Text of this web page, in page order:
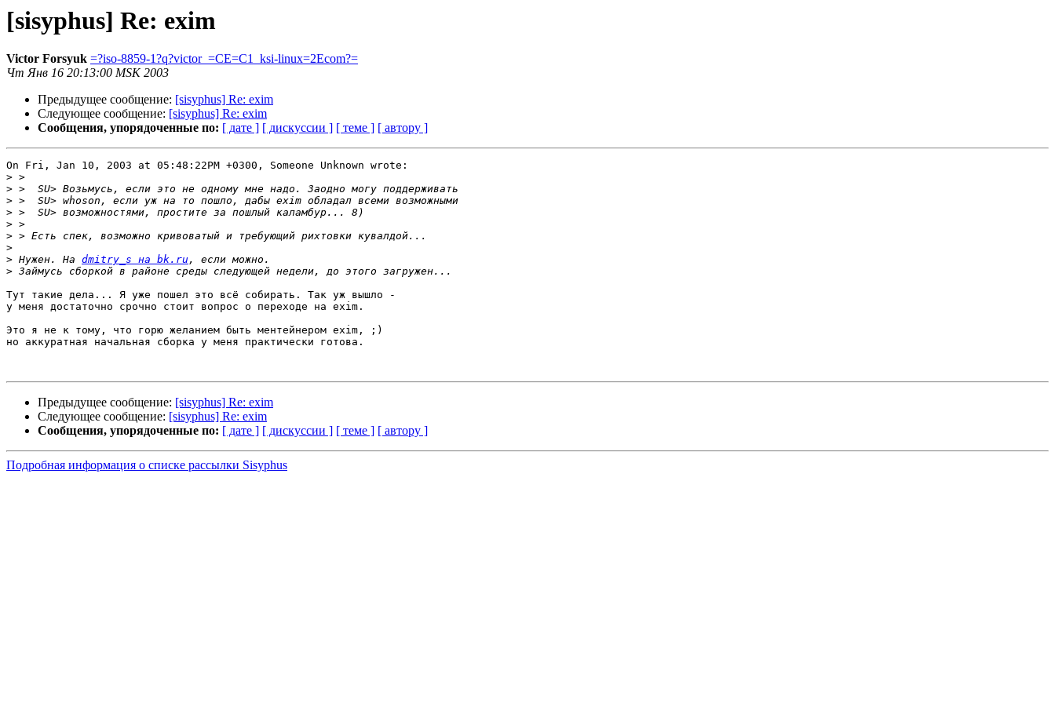
[sisyphus] Re: exim
Victor Forsyuk =?iso-8859-1?q?victor_=CE=C1_ksi-linux=2Ecom?=
Чт Янв 16 20:13:00 MSK 2003
Предыдущее сообщение: [sisyphus] Re: exim
Следующее сообщение: [sisyphus] Re: exim
Сообщения, упорядоченные по: [ дате ] [ дискуссии ] [ теме ] [ автору ]
On Fri, Jan 10, 2003 at 05:48:22PM +0300, Someone Unknown wrote:
>
>
>
>
>
>
>
> Нужен. На dmitry_s на bk.ru
>
Тут такие дела... Я уже пошел это всё собирать. Так уж вышло -
у меня достаточно срочно стоит вопрос о переходе на exim.
Это я не к тому, что горю желанием быть ментейнером exim, ;)
но аккуратная начальная сборка у меня практически готова.
Предыдущее сообщение: [sisyphus] Re: exim
Следующее сообщение: [sisyphus] Re: exim
Сообщения, упорядоченные по: [ дате ] [ дискуссии ] [ теме ] [ автору ]
Подробная информация о списке рассылки Sisyphus